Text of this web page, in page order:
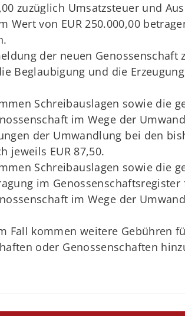
zuzüglich Umsatzsteuer und
Wert von EUR 250.000,00
der neuen
Beglaubigung und die
Schreibauslagen sowie die
im Wege der
der Umwandlung bei den
jeweils EUR 87,50.
Schreibauslagen sowie die
im
im Wege der
Fall kommen weitere Gebühren
oder Genossenschaften